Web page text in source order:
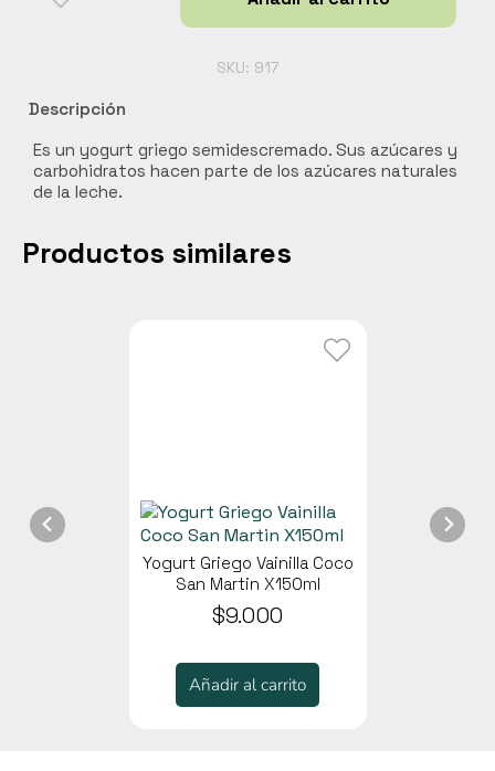
Hogar Jardín y mascotas
Bebidas funcionales
SKU: 917
Descripción
Es un yogurt griego semidescremado. Sus azúcares y
carbohidratos hacen parte de los azúcares naturales
de la leche.
Productos similares
Yogurt Griego Vainilla Coco
San Martin X150ml
$9.000
Añadir al carrito